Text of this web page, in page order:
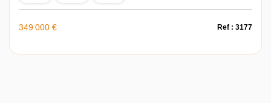
349 000 € Ref : 3177